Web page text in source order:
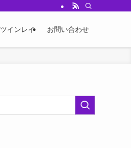
ツインレイ お問い合わせ